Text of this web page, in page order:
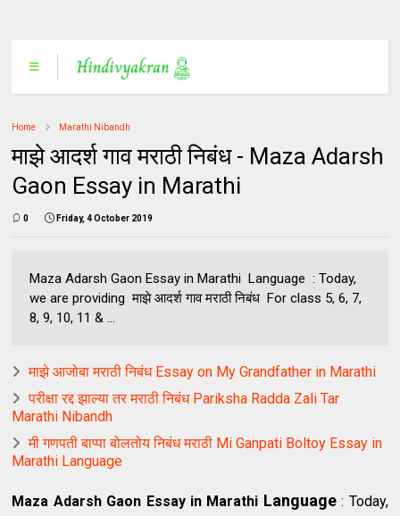
Home Marathi Nibandh
माझे आदर्श गाव मराठी निबंध - Maza Adarsh
Gaon Essay in Marathi
0 Friday, 4 October 2019
Maza Adarsh Gaon Essay in Marathi Language : Today,
we are providing माझे आदर्श गाव मराठी निबंध For class 5, 6, 7,
8, 9, 10, 11 & ...
माझे आजोबा मराठी निबंध Essay on My Grandfather in Marathi
परीक्षा रद्द झाल्या तर मराठी निबंध Pariksha Radda Zali Tar
Marathi Nibandh
मी गणपती बाप्पा बोलतोय निबंध मराठी Mi Ganpati Boltoy Essay in
Marathi Language
Maza Adarsh Gaon Essay in Marathi Language: Today,